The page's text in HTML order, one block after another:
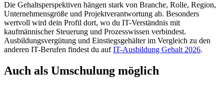
Die Gehaltsperspektiven hängen stark von Branche, Rolle, Region,
Unternehmensgröße und Projektverantwortung ab. Besonders
wertvoll wird dein Profil dort, wo du IT-Verständnis mit
kaufmännischer Steuerung und Prozesswissen verbindest.
Ausbildungsvergütung und Einstiegsgehälter im Vergleich zu den
anderen IT-Berufen findest du aufIT-Ausbildung Gehalt 2026.
Auch als Umschulung möglich